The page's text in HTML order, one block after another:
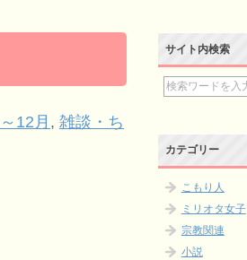
12月 , 雑談・ち
サイト内検索
カテゴリー
こもり人
ミリオタ女子
宗教関連
小説